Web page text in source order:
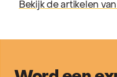
Bekijk de artikelen